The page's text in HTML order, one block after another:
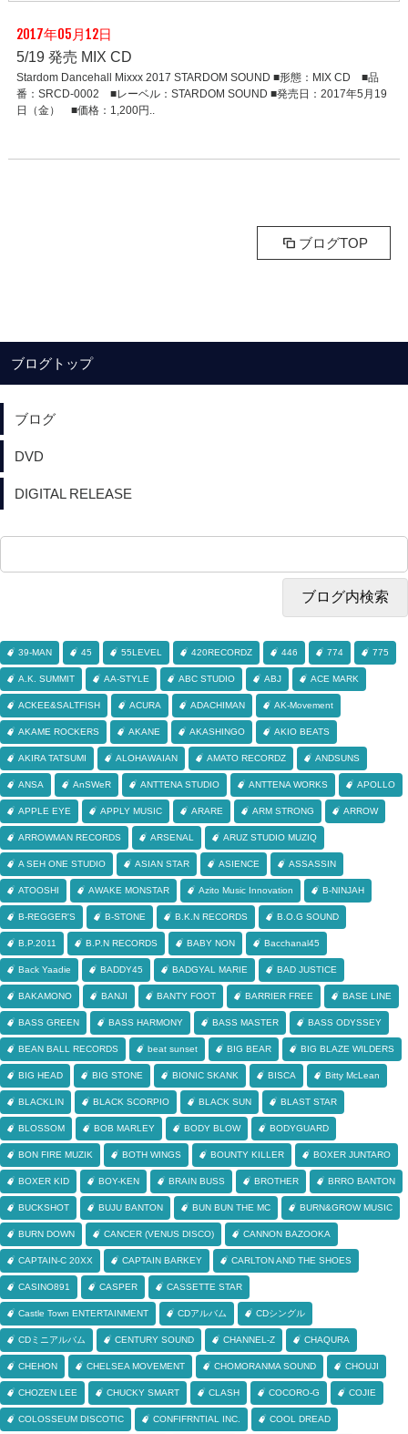
2017年05月12日
5/19 発売 MIX CD
Stardom Dancehall Mixxx 2017 STARDOM SOUND ■形態：MIX CD ■品
番：SRCD-0002 ■レーベル：STARDOM SOUND ■発売日：2017年5月19
日（金） ■価格：1,200円..
ブログTOP
ブログトップ
ブログ
DVD
DIGITAL RELEASE
39-MAN 45 55LEVEL 420RECORDZ 446 774 775
A.K. SUMMIT AA-STYLE ABC STUDIO ABJ ACE MARK
ACKEE&SALTFISH ACURA ADACHIMAN AK-Movement
AKAME ROCKERS AKANE AKASHINGO AKIO BEATS
AKIRA TATSUMI ALOHAWAIAN AMATO RECORDZ ANDSUNS
ANSA AnSWeR ANTTENA STUDIO ANTTENA WORKS APOLLO
APPLE EYE APPLY MUSIC ARARE ARM STRONG ARROW
ARROWMAN RECORDS ARSENAL ARUZ STUDIO MUZIQ
A SEH ONE STUDIO ASIAN STAR ASIENCE ASSASSIN
ATOOSHI AWAKE MONSTAR Azito Music Innovation B-NINJAH
B-REGGER'S B-STONE B.K.N RECORDS B.O.G SOUND
B.P.2011 B.P.N RECORDS BABY NON Bacchanal45
Back Yaadie BADDY45 BADGYAL MARIE BAD JUSTICE
BAKAMONO BANJI BANTY FOOT BARRIER FREE BASE LINE
BASS GREEN BASS HARMONY BASS MASTER BASS ODYSSEY
BEAN BALL RECORDS beat sunset BIG BEAR BIG BLAZE WILDERS
BIG HEAD BIG STONE BIONIC SKANK BISCA Bitty McLean
BLACKLIN BLACK SCORPIO BLACK SUN BLAST STAR
BLOSSOM BOB MARLEY BODY BLOW BODYGUARD
BON FIRE MUZIK BOTH WINGS BOUNTY KILLER BOXER JUNTARO
BOXER KID BOY-KEN BRAIN BUSS BROTHER BRRO BANTON
BUCKSHOT BUJU BANTON BUN BUN THE MC BURN&GROW MUSIC
BURN DOWN CANCER (VENUS DISCO) CANNON BAZOOKA
CAPTAIN-C 20XX CAPTAIN BARKEY CARLTON AND THE SHOES
CASINO891 CASPER CASSETTE STAR
Castle Town ENTERTAINMENT CDアルバム CDシングル
CDミニアルバム CENTURY SOUND CHANNEL-Z CHAQURA
CHEHON CHELSEA MOVEMENT CHOMORANMA SOUND CHOUJI
CHOZEN LEE CHUCKY SMART CLASH COCORO-G COJIE
COLOSSEUM DISCOTIC CONFIFRNTIAL INC. COOL DREAD